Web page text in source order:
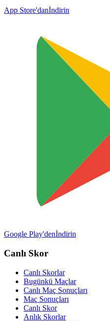
App Store'danİndirin
Google Play'denİndirin
Canlı Skor
Canlı Skorlar
Bugünkü Maçlar
Canlı Maç Sonuçları
Maç Sonuçları
Canlı Skor
Anlık Skorlar